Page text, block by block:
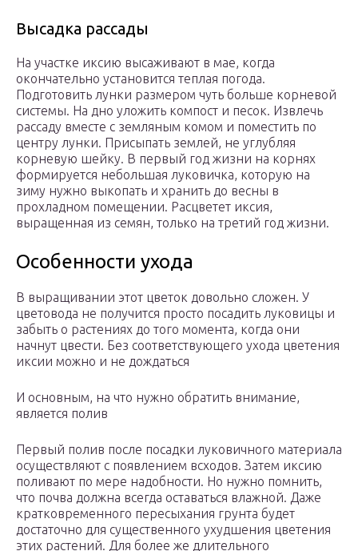
Высадка рассады
На участке иксию высаживают в мае, когда
окончательно установится теплая погода.
Подготовить лунки размером чуть больше корневой
системы. На дно уложить компост и песок. Извлечь
рассаду вместе с земляным комом и поместить по
центру лунки. Присыпать землей, не углубляя
корневую шейку. В первый год жизни на корнях
формируется небольшая луковичка, которую на
зиму нужно выкопать и хранить до весны в
прохладном помещении. Расцветет иксия,
выращенная из семян, только на третий год жизни.
Особенности ухода
В выращивании этот цветок довольно сложен. У
цветовода не получится просто посадить луковицы и
забыть о растениях до того момента, когда они
начнут цвести. Без соответствующего ухода цветения
иксии можно и не дождаться
И основным, на что нужно обратить внимание,
является полив
Первый полив после посадки луковичного материала
осуществляют с появлением всходов. Затем иксию
поливают по мере надобности. Но нужно помнить,
что почва должна всегда оставаться влажной. Даже
кратковременного пересыхания грунта будет
достаточно для существенного ухудшения цветения
этих растений. Для более же длительного